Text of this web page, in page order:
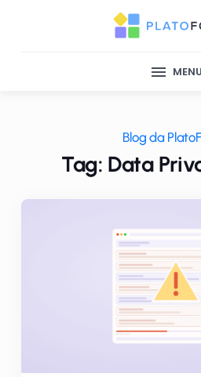
MENU
Blog da
Tag: Data